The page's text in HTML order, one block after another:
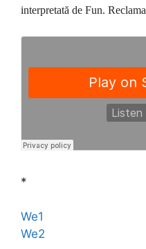
interpretată de Fun. Reclama
*
We1
We2